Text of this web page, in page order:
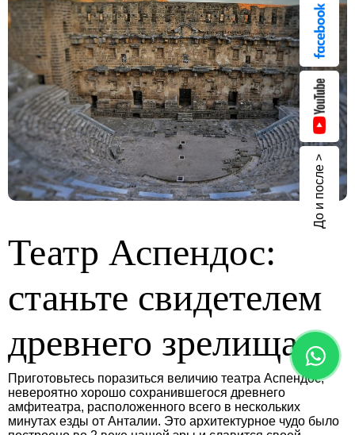
Театр Аспендос:
станьте свидетелем
древнего зрелища
Приготовьтесь поразиться величию театра Аспендос,
невероятно хорошо сохранившегося древнего
амфитеатра, расположенного всего в нескольких
минутах езды от Анталии. Это архитектурное чудо было
До и после >